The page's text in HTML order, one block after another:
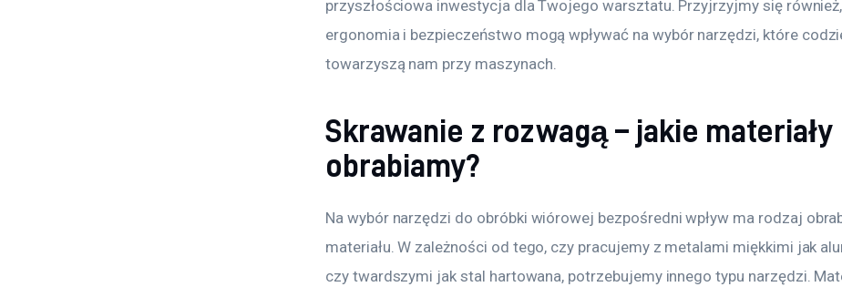
przyszłościowa inwestycja dla Twojego warsztatu. Przyjrzyjmy się
ergonomia i bezpieczeństwo mogą wpływać na wybór narzędzi, które
towarzyszą nam przy maszynach.
Skrawanie z rozwagą – jakie materiały
obrabiamy?
Na wybór narzędzi do obróbki wiórowej bezpośredni wpływ ma rodzaj
materiału. W zależności od tego, czy pracujemy z metalami miękkimi jak
czy twardszymi jak stal hartowana, potrzebujemy innego typu narzędzi.